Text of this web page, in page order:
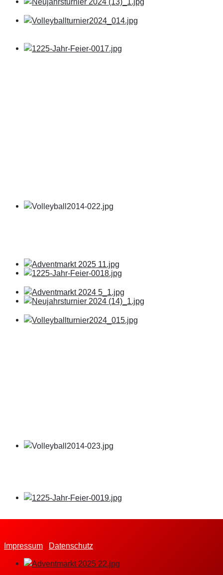
Impressum Datenschutz